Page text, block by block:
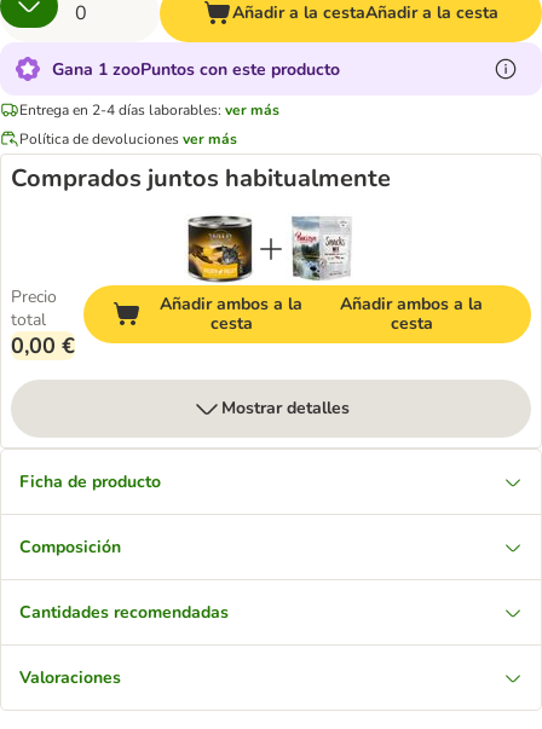
Añadir a la cestaAñadir a la cesta
Gana 1 zooPuntos con este producto
Entrega en 2-4 días laborables: ver más
Política de devolucionesver más
Comprados juntos habitualmente
Precio
total
0,00 €
Añadir ambos a la
cesta
Añadir ambos a la
cesta
Mostrar detalles
Ficha de producto
Composición
Cantidades recomendadas
Valoraciones